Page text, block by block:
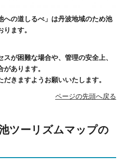
への道しるべ」は丹波地域のため池
ます。
が困難な場合や、管理の安全上、
あります。
きますようお願いいたします。
ページの先頭へ戻る
ツーリズムマップの